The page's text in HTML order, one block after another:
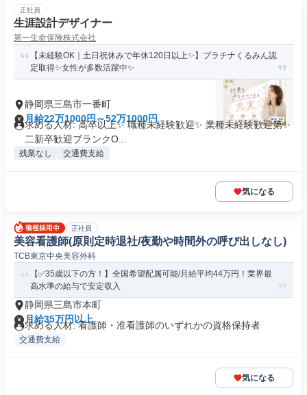
正社員
生涯設計デザイナー
第一生命保険株式会社
【未経験OK｜土日祝休みで年休120日以上✨】プラチナくるみん認
定取得✨女性が多数活躍中✨
静岡県三島市一番町
月給22万1000円～52万1000円
求める人材: 高卒以上✨ 職種未経験歓迎✨ 業種未経験歓迎第✨
二新卒歓迎ブランクO...
残業なし 交通費支給
気になる
正社員
美容看護師(原則定時退社/夜勤や時間外の呼び出しなし)
TCB東京中央美容外科
【✅35歳以下の方！】全国希望配属可能/月給平均44万円！業界最
高水準の給与で安定収入
静岡県三島市本町
月給35万円以上
求める人材: 看護師・准看護師のいずれかの資格保持者
交通費支給
気になる